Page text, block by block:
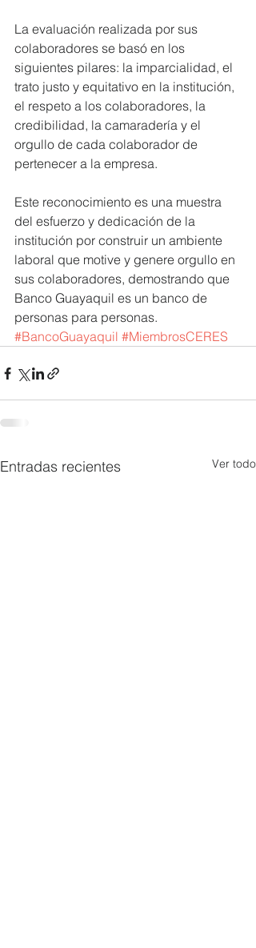
La evaluación realizada por sus
colaboradores se basó en los
siguientes pilares: la imparcialidad, el
trato justo y equitativo en la institución,
el respeto a los colaboradores, la
credibilidad, la camaradería y el
orgullo de cada colaborador de
pertenecer a la empresa.
Este reconocimiento es una muestra
del esfuerzo y dedicación de la
institución por construir un ambiente
laboral que motive y genere orgullo en
sus colaboradores, demostrando que
Banco Guayaquil es un banco de
personas para personas.
#BancoGuayaquil #MiembrosCERES
Entradas recientes Ver todo